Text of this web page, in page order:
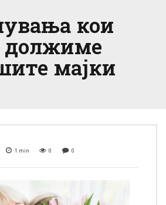
кои
должиме
мајки
1 min 0 0